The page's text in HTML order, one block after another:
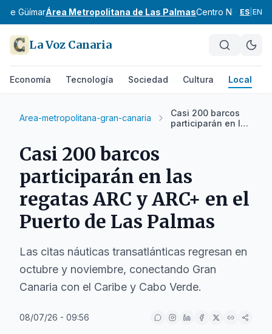
de GüímarÁrea Metropolitana de Las PalmasCentro Norte de
ES EN
La Voz Canaria
Economía Tecnología Sociedad Cultura Local
Area-metropolitana-gran-canaria
Casi 200 barcos
participarán en las
Casi 200 barcos
participarán en las
regatas ARC y ARC+ en el
Puerto de Las Palmas
Las citas náuticas transatlánticas regresan en
octubre y noviembre, conectando Gran
Canaria con el Caribe y Cabo Verde.
08/07/26 - 09:56